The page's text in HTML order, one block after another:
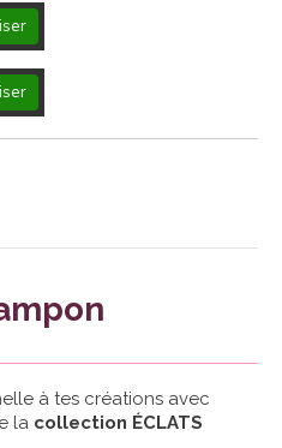
à tes créations avec
la collection ÉCLATS